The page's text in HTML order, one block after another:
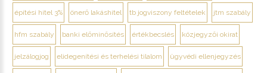
építési hitel 3% önerő lakáshitel tb jogviszony feltételek jtm szabály
hfm szabály banki előminősítés értékbecslés közjegyzői okirat
jelzálogjog elidegenítési és terhelési tilalom ügyvédi ellenjegyzés